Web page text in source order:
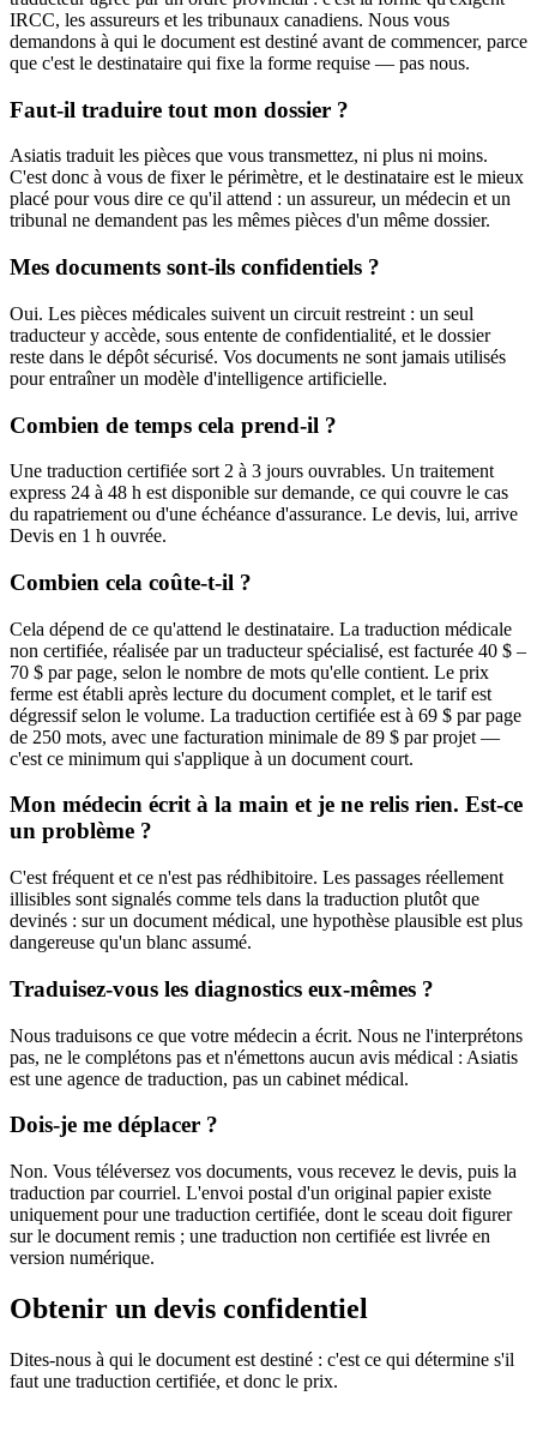
IRCC, les assureurs et les tribunaux canadiens. Nous vous
demandons à qui le document est destiné avant de commencer, parce
que c'est le destinataire qui fixe la forme requise — pas nous.
Faut-il traduire tout mon dossier ?
Asiatis traduit les pièces que vous transmettez, ni plus ni moins.
C'est donc à vous de fixer le périmètre, et le destinataire est le mieux
placé pour vous dire ce qu'il attend : un assureur, un médecin et un
tribunal ne demandent pas les mêmes pièces d'un même dossier.
Mes documents sont-ils confidentiels ?
Oui. Les pièces médicales suivent un circuit restreint : un seul
traducteur y accède, sous entente de confidentialité, et le dossier
reste dans le dépôt sécurisé. Vos documents ne sont jamais utilisés
pour entraîner un modèle d'intelligence artificielle.
Combien de temps cela prend-il ?
Une traduction certifiée sort 2 à 3 jours ouvrables. Un traitement
express 24 à 48 h est disponible sur demande, ce qui couvre le cas
du rapatriement ou d'une échéance d'assurance. Le devis, lui, arrive
Devis en 1 h ouvrée.
Combien cela coûte-t-il ?
Cela dépend de ce qu'attend le destinataire. La traduction médicale
non certifiée, réalisée par un traducteur spécialisé, est facturée 40 $ –
70 $ par page, selon le nombre de mots qu'elle contient. Le prix
ferme est établi après lecture du document complet, et le tarif est
dégressif selon le volume. La traduction certifiée est à 69 $ par page
de 250 mots, avec une facturation minimale de 89 $ par projet —
c'est ce minimum qui s'applique à un document court.
Mon médecin écrit à la main et je ne relis rien. Est-ce
un problème ?
C'est fréquent et ce n'est pas rédhibitoire. Les passages réellement
illisibles sont signalés comme tels dans la traduction plutôt que
devinés : sur un document médical, une hypothèse plausible est plus
dangereuse qu'un blanc assumé.
Traduisez-vous les diagnostics eux-mêmes ?
Nous traduisons ce que votre médecin a écrit. Nous ne l'interprétons
pas, ne le complétons pas et n'émettons aucun avis médical : Asiatis
est une agence de traduction, pas un cabinet médical.
Dois-je me déplacer ?
Non. Vous téléversez vos documents, vous recevez le devis, puis la
traduction par courriel. L'envoi postal d'un original papier existe
uniquement pour une traduction certifiée, dont le sceau doit figurer
sur le document remis ; une traduction non certifiée est livrée en
version numérique.
Obtenir un devis confidentiel
Dites-nous à qui le document est destiné : c'est ce qui détermine s'il
faut une traduction certifiée, et donc le prix.